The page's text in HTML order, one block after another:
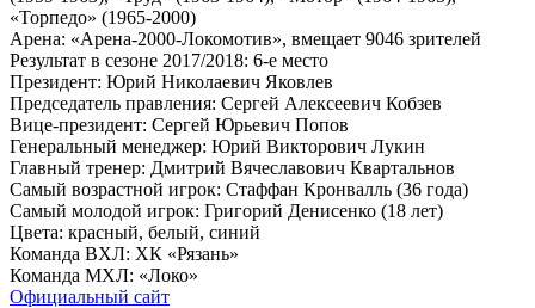
«Торпедо» (1965-2000)
Арена: «Арена-2000-Локомотив», вмещает 9046 зрителей
Результат в сезоне 2017/2018: 6-е место
Президент: Юрий Николаевич Яковлев
Председатель правления: Сергей Алексеевич Кобзев
Вице-президент: Сергей Юрьевич Попов
Генеральный менеджер: Юрий Викторович Лукин
Главный тренер: Дмитрий Вячеславович Квартальнов
Самый возрастной игрок: Стаффан Кронвалль (36 года)
Самый молодой игрок: Григорий Денисенко (18 лет)
Цвета: красный, белый, синий
Команда ВХЛ: ХК «Рязань»
Команда МХЛ: «Локо»
Официальный сайт